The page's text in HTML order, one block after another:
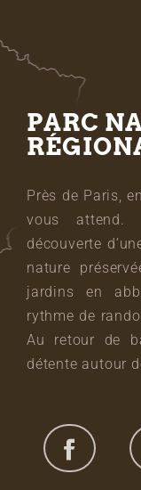
PARC
Près de Paris,
vous attend.
découverte
nature
jardins en
rythme de
Au retour de
détente autour